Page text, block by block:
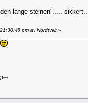
lange steinen"..... sikkert....
pm av Nordtveit »